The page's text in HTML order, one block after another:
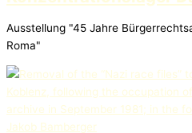
Ausstellung "45 Jahre
Roma"